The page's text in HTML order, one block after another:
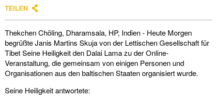
TEILEN
Thekchen Chöling, Dharamsala, HP, Indien - Heute Morgen
begrüßte Janis Martins Skuja von der Lettischen Gesellschaft für
Tibet Seine Heiligkeit den Dalai Lama zu der Online-
Veranstaltung, die gemeinsam von einigen Personen und
Organisationen aus den baltischen Staaten organisiert wurde.
Seine Heiligkeit antwortete: